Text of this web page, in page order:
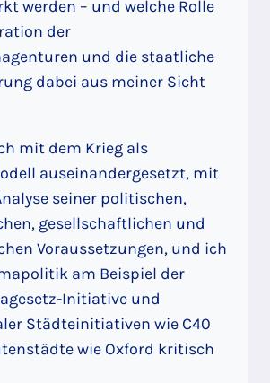
werden – und welche Rolle
der
und die staatliche
dabei aus meiner Sicht
mit dem Krieg als
auseinandergesetzt, mit
seiner politischen,
gesellschaftlichen und
Voraussetzungen, und ich
am Beispiel der
Initiative und
Städteinitiativen wie C40
wie Oxford kritisch